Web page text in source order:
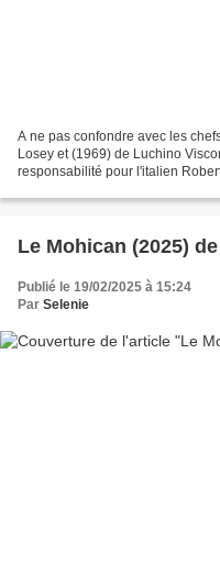
A ne pas confondre avec les
Losey et (1969) de Luchino
responsabilité pour l'italien
Le Mohican (2025)
Publié le 19/02/2025 à 15:24
Par Selenie